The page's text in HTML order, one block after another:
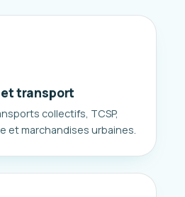
transport
collectifs, TCSP,
et marchandises urbaines.